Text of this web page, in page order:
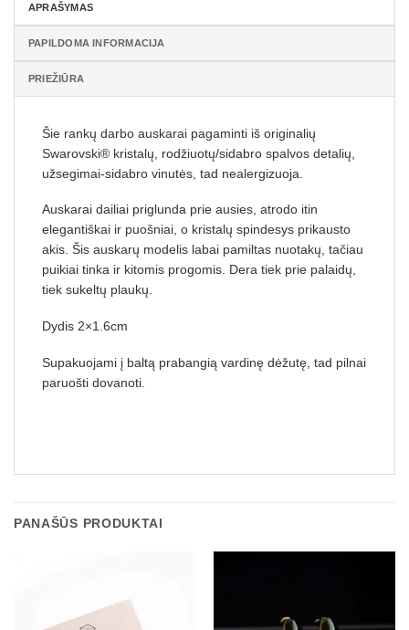
APRAŠYMAS
PAPILDOMA INFORMACIJA
PRIEŽIŪRA
Šie rankų darbo auskarai pagaminti iš originalių
Swarovski® kristalų, rodžiuotų/sidabro spalvos detalių,
užsegimai-sidabro vinutės, tad nealergizuoja.
Auskarai dailiai priglunda prie ausies, atrodo itin
elegantiškai ir puošniai, o kristalų spindesys prikausto
akis. Šis auskarų modelis labai pamiltas nuotakų, tačiau
puikiai tinka ir kitomis progomis. Dera tiek prie palaidų,
tiek sukeltų plaukų.
Dydis 2×1.6cm
Supakuojami į baltą prabangią vardinę dėžutę, tad pilnai
paruošti dovanoti.
PANAŠŪS PRODUKTAI